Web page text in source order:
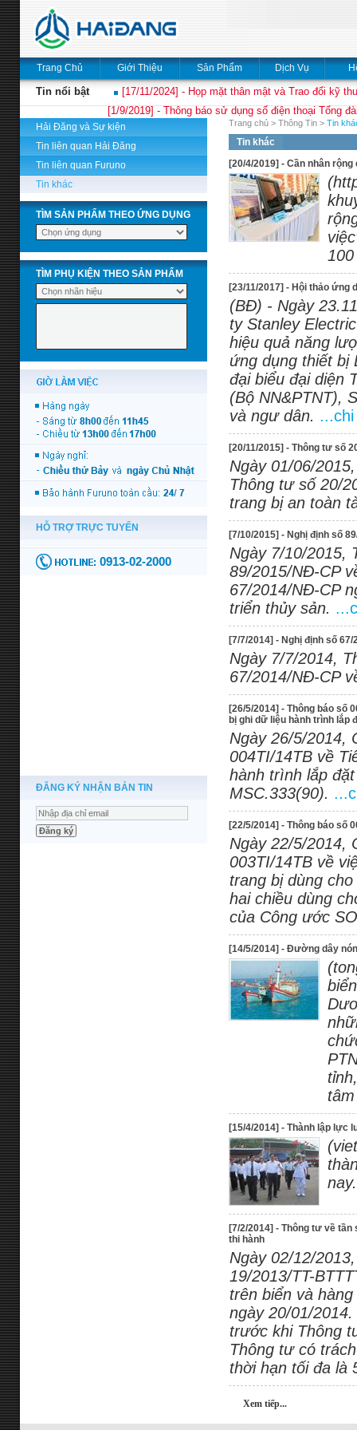
Trang Chủ Giới Thiệu Sản Phẩm Dịch Vụ
Tin nổi bật
[17/11/2024] - Họp mặt thân mật và Trao đổi kỹ
[1/9/2019] - Thông báo sử dụng số điện thoại Tổng
Hải Đăng và Sự kiện
Tin liên quan Hải Đăng
Tin liên quan Furuno
Tin khác
TÌM SẢN PHẨM THEO ỨNG DỤNG
TÌM PHỤ KIỆN THEO SẢN PHẨM
ĐĂNG KÝ NHẬN BẢN TIN
Trang chủ > Thông Tin > Tin
Tin khác
[20/4/2019] - Cần nhân
[23/11/2017] - Hội thảo ứng
(BĐ) - Ngày
ty Stanley
hiệu quả năng
ứng dụng thiết bị
đại biểu đại diện
(Bộ NN&PTNT),
và ngư dân.
[20/11/2015] - Thông tư số
Ngày 01/06/
Thông tư số 20/
trang bị an toàn
[7/10/2015] - Nghị định số
Ngày 7/10/2015,
89/2015/NĐ-CP
67/2014/NĐ-CP
triển thủy sản.
[7/7/2014] - Nghị định số
Ngày 7/7/2014,
67/2014/NĐ-CP
[26/5/2014] - Thông báo số
bị ghi dữ liệu hành trình lắp
Ngày 26/5/2014,
004TI/14TB về
hành trình lắp
MSC.333(90).
[22/5/2014] - Thông báo số
Ngày 22/5/2014,
003TI/14TB về
trang bị dùng
hai chiều dùng
của Công ước
[14/5/2014] - Đường dây
[15/4/2014] - Thành lập lực
nay.
[7/2/2014] - Thông tư về
thi hành
Ngày 02/12/
19/2013/TT-
trên biển và
ngày 20/01/
trước khi Thông
Thông tư có
thời hạn tối đa là
Xem tiếp...